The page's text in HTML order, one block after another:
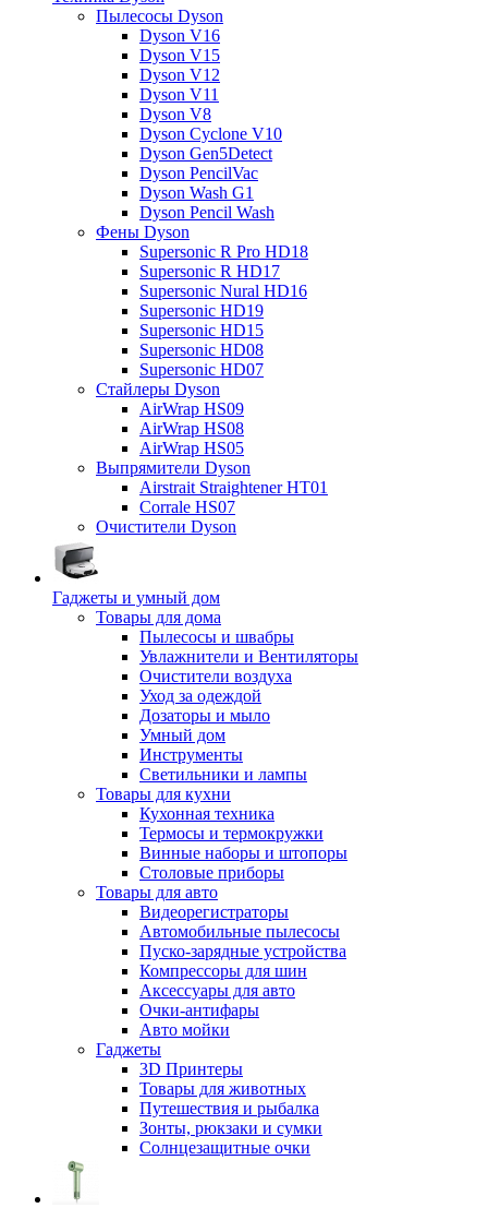
Пылесосы Dyson
Dyson V16
Dyson V15
Dyson V12
Dyson V11
Dyson V8
Dyson Cyclone V10
Dyson Gen5Detect
Dyson PencilVac
Dyson Wash G1
Dyson Pencil Wash
Фены Dyson
Supersonic R Pro HD18
Supersonic R HD17
Supersonic Nural HD16
Supersonic HD19
Supersonic HD15
Supersonic HD08
Supersonic HD07
Стайлеры Dyson
AirWrap HS09
AirWrap HS08
AirWrap HS05
Выпрямители Dyson
Airstrait Straightener HT01
Corrale HS07
Очистители Dyson
Гаджеты и умный дом
Товары для дома
Пылесосы и швабры
Увлажнители и Вентиляторы
Очистители воздуха
Уход за одеждой
Дозаторы и мыло
Умный дом
Инструменты
Светильники и лампы
Товары для кухни
Кухонная техника
Термосы и термокружки
Винные наборы и штопоры
Столовые приборы
Товары для авто
Видеорегистраторы
Автомобильные пылесосы
Пуско-зарядные устройства
Компрессоры для шин
Аксессуары для авто
Очки-антифары
Авто мойки
Гаджеты
3D Принтеры
Товары для животных
Путешествия и рыбалка
Зонты, рюкзаки и сумки
Солнцезащитные очки